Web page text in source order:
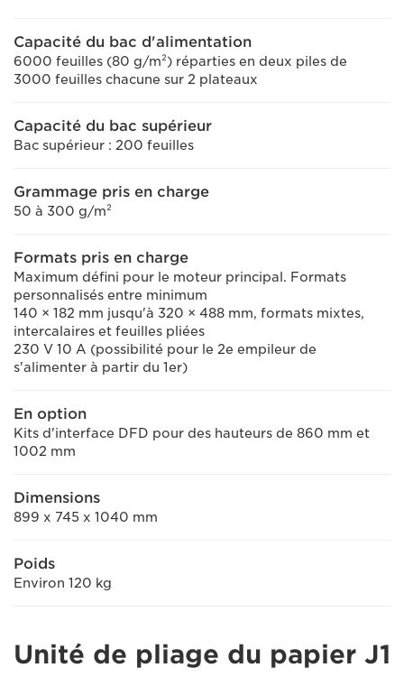
Capacité du bac d'alimentation
6000 feuilles (80 g/m²) réparties en deux piles de
3000 feuilles chacune sur 2 plateaux
Capacité du bac supérieur
Bac supérieur : 200 feuilles
Grammage pris en charge
50 à 300 g/m²
Formats pris en charge
Maximum défini pour le moteur principal. Formats
personnalisés entre minimum
140 × 182 mm jusqu'à 320 × 488 mm, formats mixtes,
intercalaires et feuilles pliées
230 V 10 A (possibilité pour le 2e empileur de
s'alimenter à partir du 1er)
En option
Kits d'interface DFD pour des hauteurs de 860 mm et
1002 mm
Dimensions
899 x 745 x 1040 mm
Poids
Environ 120 kg
Unité de pliage du papier J1